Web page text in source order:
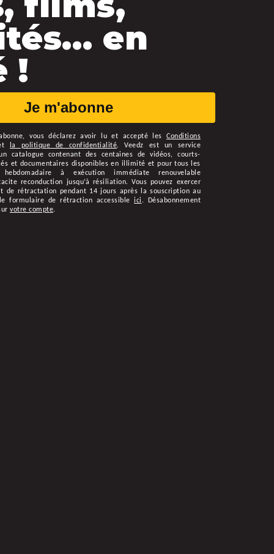
en
!
Je m'abonne
, vous déclarez avoir lu et accepté lesConditions
la politique de confidentialité.Veedz est un service
catalogue contenant des centaines de vidéos, courts-
et documentaires disponibles en illimité et pour tous les
hebdomadaire à exécution immédiate renouvelable
reconduction jusqu’à résiliation. Vous pouvez exercer
de rétractation pendant 14 jours après la souscription au
formulaire de rétraction accessibleici. Désabonnement
votre compte.